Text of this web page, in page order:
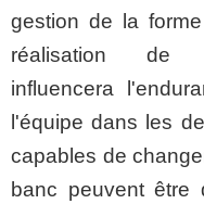
gestion de la
réalisation de
influencera
l'équipe dans les
capables de
banc peuvent être